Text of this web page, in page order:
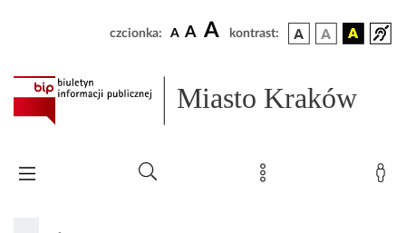
czcionka: A A A kontrast:
Miasto Kraków